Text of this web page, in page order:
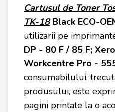
Cartusul de Toner
TK-18 Black ECO-
utilizarii pe
DP - 80 F / 85 F;
Workcentre Pro -
consumabilului,
produsului, este
pagini printate la o